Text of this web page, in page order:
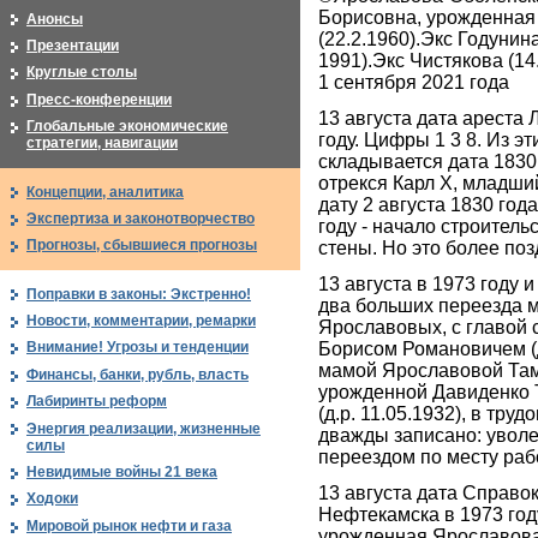
Борисовна,
(22.2.1960).Экс
1991).Экс Чистякова
1 сентября 2021 года
13 августа дата
году. Цифры 1 3 8. Из
складывается дата 1830
отрекся Карл X,
дату 2 августа 1830
году - начало
стены. Но это более
13 августа в 1973 году
два больших переезда
Ярославовых, с
Борисом Романовичем
мамой Ярославовой
урожденной Давиденко
(д.р. 11.05.1932), в
дважды записано:
переездом по месту
13 августа дата
Нефтекамска в 1973
Анонсы
Презентации
Круглые столы
Пресс-конференции
Глобальные экономические
стратегии, навигации
Концепции, аналитика
Экспертиза и законотворчество
Прогнозы, сбывшиеся прогнозы
Поправки в законы: Экстренно!
Новости, комментарии, ремарки
Внимание! Угрозы и тенденции
Финансы, банки, рубль, власть
Лабиринты реформ
Энергия реализации, жизненные
силы
Невидимые войны 21 века
Ходоки
Мировой рынок нефти и газа